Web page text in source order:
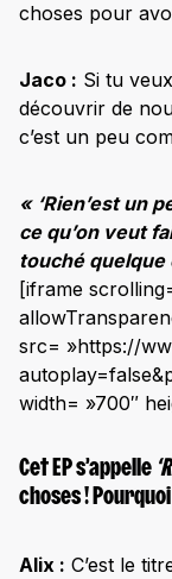
choses pour
Jaco : Si tu
découvrir de
c’est un peu
« ‘Rien’est un
ce qu’on veut
touché quelque
[iframe
src= »https://
width= »700″
Cet EP s’appelle
choses !
Alix : C’est le